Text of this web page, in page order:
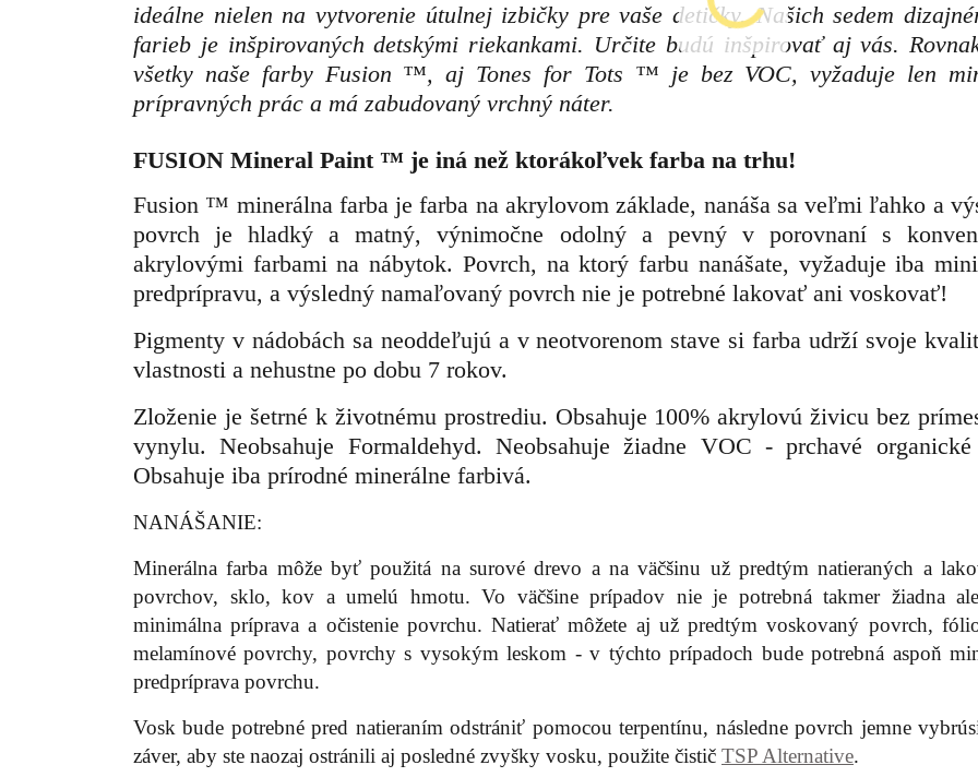
ideálne nielen na vytvorenie útulnej izbičky pre vaše detičky. Našich sedem
farieb je inšpirovaných detskými riekankami. Určite budú inšpirovať aj vás.
všetky naše farby Fusion ™, aj Tones for Tots ™ je bez VOC, vyžaduje len
prípravných prác a má zabudovaný vrchný náter.
FUSION Mineral Paint ™ je iná než ktorákoľvek farba na trhu!
Fusion ™ minerálna farba je farba na akrylovom základe, nanáša sa veľmi ľahko a
povrch je hladký a matný, výnimočne odolný a pevný v porovnaní s
akrylovými farbami na nábytok. Povrch, na ktorý farbu nanášate, vyžaduje iba
predprípravu, a výsledný namaľovaný povrch nie je potrebné lakovať ani voskovať!
Pigmenty v nádobách sa neoddeľujú a v neotvorenom stave si farba udrží svoje
vlastnosti a nehustne po dobu 7 rokov.
Zloženie je šetrné k životnému prostrediu. Obsahuje 100% akrylovú živicu bez
vynylu. Neobsahuje Formaldehyd. Neobsahuje žiadne VOC - prchavé
Obsahuje iba prírodné minerálne farbivá.
NANÁŠANIE:
Minerálna farba môže byť použitá na surové drevo a na väčšinu už predtým natieraných a
povrchov, sklo, kov a umelú hmotu. Vo väčšine prípadov nie je potrebná takmer žiadna
minimálna príprava a očistenie povrchu. Natierať môžete aj už predtým voskovaný povrch,
melamínové povrchy, povrchy s vysokým leskom - v týchto prípadoch bude potrebná aspoň
predpríprava povrchu.
Vosk bude potrebné pred natieraním odstrániť pomocou terpentínu, následne povrch jemne
záver, aby ste naozaj ostránili aj posledné zvyšky vosku, použite čistič TSP Alternative.